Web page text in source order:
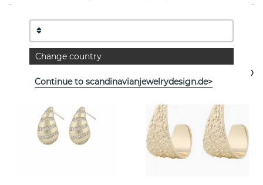
Weitere Artikel ansehen
Change country
Continue to scandinavianjewelrydesign.de>